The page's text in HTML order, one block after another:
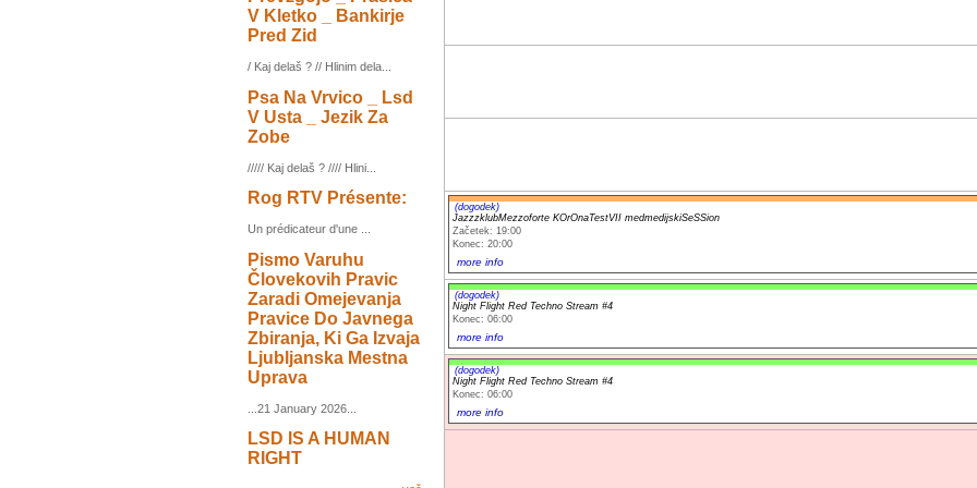
V Kletko _ Bankirje
Pred Zid
/ Kaj delaš ? // Hlinim dela...
Psa Na Vrvico _ Lsd
V Usta _ Jezik Za
Zobe
///// Kaj delaš ? //// Hlini...
Rog RTV Présente:
Un prédicateur d'une ...
Pismo Varuhu
Človekovih Pravic
Zaradi Omejevanja
Pravice Do Javnega
Zbiranja, Ki Ga Izvaja
Ljubljanska Mestna
Uprava
...21 January 2026...
LSD IS A HUMAN
RIGHT
(dogodek)
JazzzklubMezzoforte KOrOnaTestVII medmedijskiSeSSion
Začetek: 19:00
Konec: 20:00
more info
(dogodek)
Night Flight Red Techno Stream #4
Konec: 06:00
more info
(dogodek)
Night Flight Red Techno Stream #4
Konec: 06:00
more info